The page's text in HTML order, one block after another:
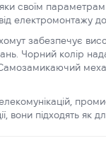
своїм
електромонтажу
забезпечує
Чорний колір
вони підходять як